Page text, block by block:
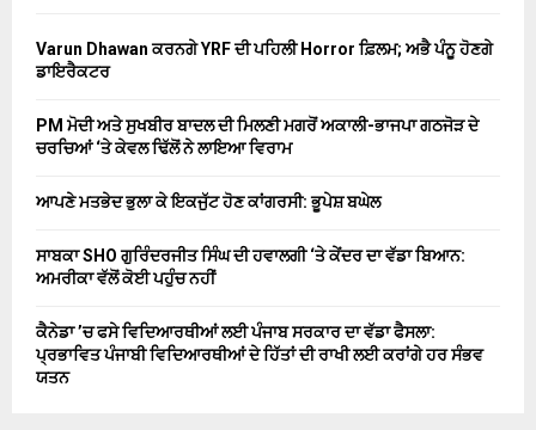
Varun Dhawan ਕਰਨਗੇ YRF ਦੀ ਪਹਿਲੀ Horror ਫ਼ਿਲਮ; ਅਭੈ ਪੰਨੂ ਹੋਣਗੇ
ਡਾਇਰੈਕਟਰ
PM ਮੋਦੀ ਅਤੇ ਸੁਖਬੀਰ ਬਾਦਲ ਦੀ ਮਿਲਣੀ ਮਗਰੋਂ ਅਕਾਲੀ-ਭਾਜਪਾ ਗਠਜੋੜ ਦੇ
ਚਰਚਿਆਂ ‘ਤੇ ਕੇਵਲ ਢਿੱਲੋਂ ਨੇ ਲਾਇਆ ਵਿਰਾਮ
ਆਪਣੇ ਮਤਭੇਦ ਭੁਲਾ ਕੇ ਇਕਜੁੱਟ ਹੋਣ ਕਾਂਗਰਸੀ: ਭੂਪੇਸ਼ ਬਘੇਲ
ਸਾਬਕਾ SHO ਗੁਰਿੰਦਰਜੀਤ ਸਿੰਘ ਦੀ ਹਵਾਲਗੀ ‘ਤੇ ਕੇਂਦਰ ਦਾ ਵੱਡਾ ਬਿਆਨ:
ਅਮਰੀਕਾ ਵੱਲੋਂ ਕੋਈ ਪਹੁੰਚ ਨਹੀਂ
ਕੈਨੇਡਾ ’ਚ ਫਸੇ ਵਿਦਿਆਰਥੀਆਂ ਲਈ ਪੰਜਾਬ ਸਰਕਾਰ ਦਾ ਵੱਡਾ ਫੈਸਲਾ:
ਪ੍ਰਭਾਵਿਤ ਪੰਜਾਬੀ ਵਿਦਿਆਰਥੀਆਂ ਦੇ ਹਿੱਤਾਂ ਦੀ ਰਾਖੀ ਲਈ ਕਰਾਂਗੇ ਹਰ ਸੰਭਵ
ਯਤਨ